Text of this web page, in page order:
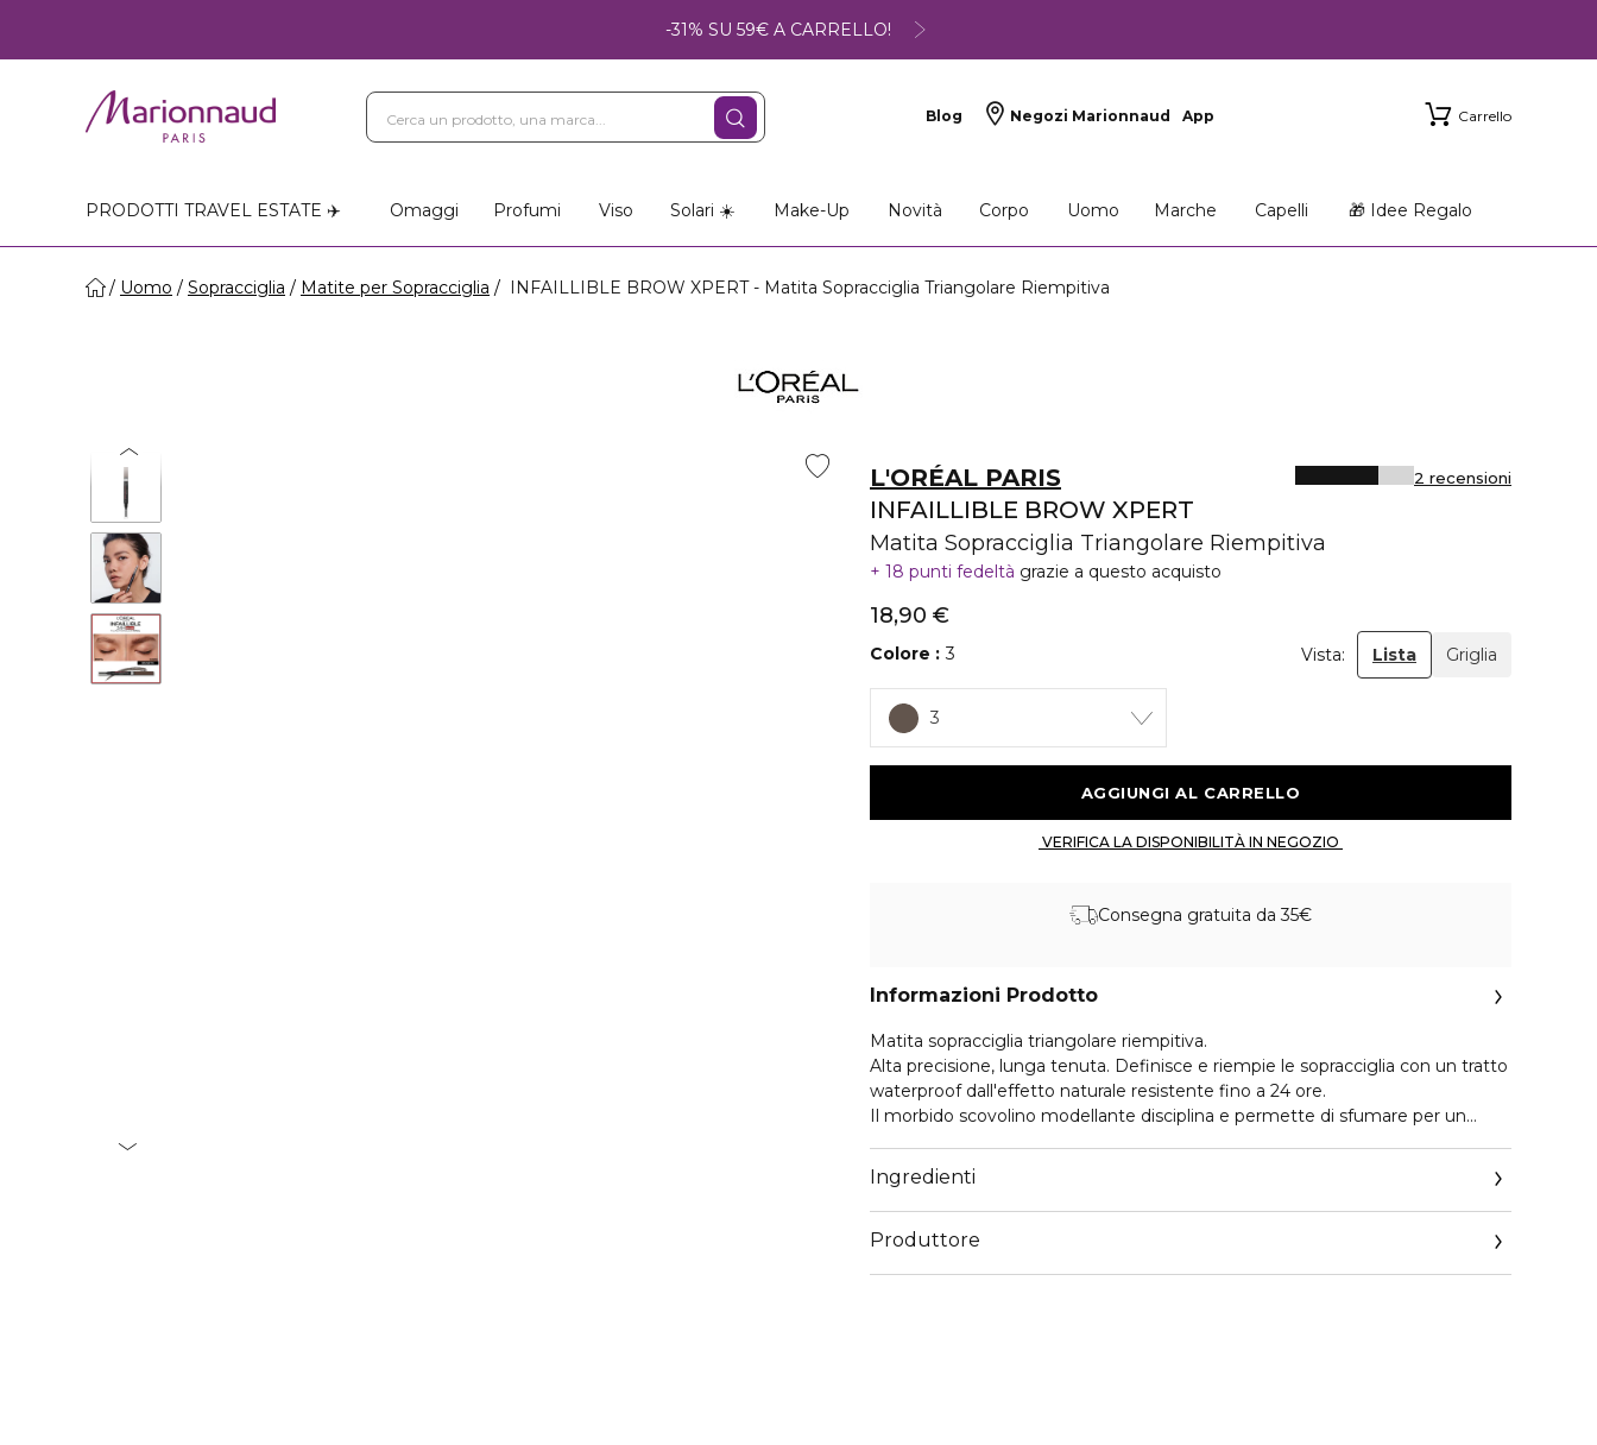
-31% SU 59€ A CARRELLO!
Blog Negozi Marionnaud App Carrello
PRODOTTI TRAVEL ESTATE ✈️ Omaggi Profumi Viso Solari ☀️ Make-Up Novità Corpo Uomo Marche Capelli 🎁 Idee Regalo
Uomo Sopracciglia Matite per Sopracciglia INFAILLIBLE BROW XPERT - Matita Sopracciglia Triangolare Riempitiva
L'ORÉAL PARIS
INFAILLIBLE BROW XPERT
Matita Sopracciglia Triangolare Riempitiva
2 recensioni
18 punti fedeltà grazie a questo acquisto
18,90 €
Colore 3 Vista: Lista Griglia
3
Consegna gratuita da 35€
Informazioni Prodotto
Matita sopracciglia triangolare riempitiva.
Alta precisione, lunga tenuta. Definisce e riempie le sopracciglia con un tratto
waterproof dall'effetto naturale resistente fino a 24 ore.
Il morbido scovolino modellante disciplina e permette di sfumare per un
Ingredienti
Produttore